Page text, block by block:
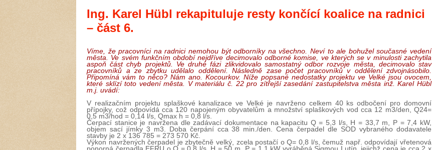
Ing. Karel Hübl rekapituluje resty končící koalice na radnici
– část 6.
Víme, že pracovníci na radnici nemohou být odborníky na všechno. Neví to ale bohužel současné vedení
města. Ve svém funkčním období nejdříve decimovalo odborné komise, ve kterých se v minulosti zachytila
aspoň část chyb projektů. Ve druhé fázi zlikvidovalo samostatný odbor rozvoje města, decimovalo stav
pracovníků a ze zbytku udělalo oddělení. Následně zase počet pracovníků v oddělení zdvojnásobilo.
Připomíná vám to něco? Nám ano. Kocourkov. Níže popsané nedostatky projektu ve Velké jsou ovocem,
které sklízí toto vedení města. V materiálu č. 22 pro zítřejší zasedání zastupitelstva města inž. Karel Hübl
m.j. uvádí:
V realizačním projektu splaškové kanalizace ve Velké je navrženo celkem 40 ks odbočení pro domovní
přípojky, což odpovídá cca 120 napojeným obyvatelům a množství splaškových vod cca 12 m3/den, Q24=
0,5 m3/hod = 0,14 l/s, Qmax h = 0,8 l/s.
Čerpací stanice je navržena dle zadávací dokumentace na kapacitu Q = 5,3 l/s, H = 33,7 m, P = 7,4 kW,
objem sací jímky 3 m3. Doba čerpání cca 38 min./den. Cena čerpadel dle SOD vybraného dodavatele
stavby je 2 x 136 785 = 273 570 Kč.
Výkon navržených čerpadel je zbytečně velký, zcela postačí o Q= 0,8 l/s, čemuž např. odpovídají vřetenová